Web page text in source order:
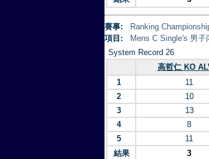
賽事:
Ranking
項目:
Mens C Single's 男子
System Record 26
高哲仁 KO
1
11
2
10
3
13
4
8
5
11
結果
3